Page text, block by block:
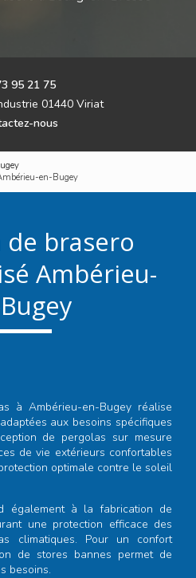
95 21 75
01440 Viriat
nous
en-Bugey
brasero
Ambérieu-
à Ambérieu-en-Bugey réalise
aux besoins spécifiques
de pergolas sur mesure
de vie extérieurs confortables
optimale contre le soleil
également à la fabrication de
une protection efficace des
climatiques. Pour un confort
de stores bannes permet de
besoins.